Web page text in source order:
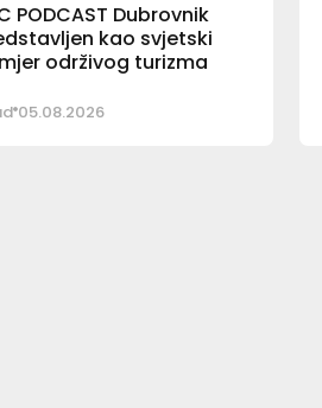
PODCAST Dubrovnik
kao svjetski
održivog turizma
05.08.2026